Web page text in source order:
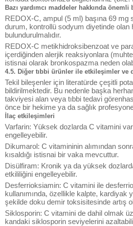
Bazı yardımcı maddeler hakkında önemli
REDOX-C, ampul (5 ml) başına 69 mg
durum, kontrollü sodyum diyetinde olan
bulundurulmalıdır.
REDOX-C metikhidroksibenzoat ve
içerdiğinden alerjik reaksiyonlara
istisnai olarak bronkospazma neden
4.5. Diğer tıbbi ürünler ile etkileşimler ve
Tekil bileşenler için literatürde çeşitli
bildirilmektedir. Bu nedenle başka
takviyesi alan veya tıbbi tedavi
önce bir hekime ya da sağlık
İlaç etkileşimleri
Varfarin: Yüksek dozlarda C vitamini
engelleyebilir.
Dikumarol: C vitamininin alımından
kısaldığı istisnai bir vaka mevcuttur.
Disülfiram: Kronik ya da yüksek
etkililiğini engelleyebilir.
Desferrioksiamin: C vitamini ile
kullanımında, özellikle kalpte, kardiyak
şekilde doku demir toksisitesinde artış
Siklosporin: C vitamini de dahil olmak
kandaki siklosporin seviyelerini